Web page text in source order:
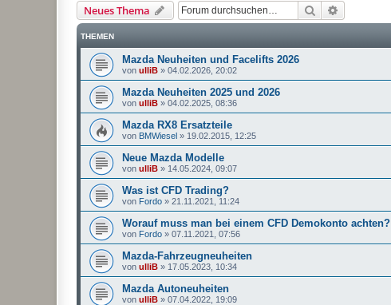
Neues Thema Suche
THEMEN
Mazda Neuheiten und Facelifts 2026
von ulliB » 04.02.2026, 20:02
Mazda Neuheiten 2025 und 2026
von ulliB » 04.02.2025, 08:36
Mazda RX8 Ersatzteile
von BMWiesel » 19.02.2015, 12:25
Neue Mazda Modelle
von ulliB » 14.05.2024, 09:07
Was ist CFD Trading?
von Fordo » 21.11.2021, 11:24
Worauf muss man bei einem CFD Demokonto achten?
von Fordo » 07.11.2021, 07:56
Mazda-Fahrzeugneuheiten
von ulliB » 17.05.2023, 10:34
Mazda Autoneuheiten
von ulliB » 07.04.2022, 19:09